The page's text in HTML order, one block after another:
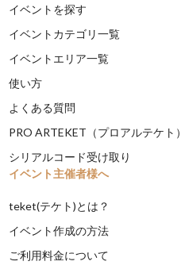
イベントを探す
イベントカテゴリ一覧
イベントエリア一覧
使い方
よくある質問
PRO ARTEKET（プロアルテケト）
シリアルコード受け取り
イベント主催者様へ
teket(テケト)とは？
イベント作成の方法
ご利用料金について